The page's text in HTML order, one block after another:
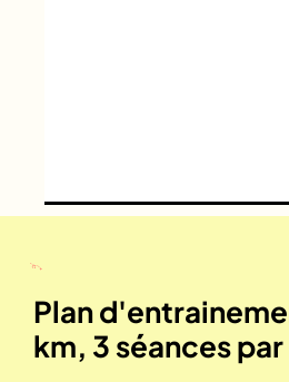
Plan
km, 3 séances